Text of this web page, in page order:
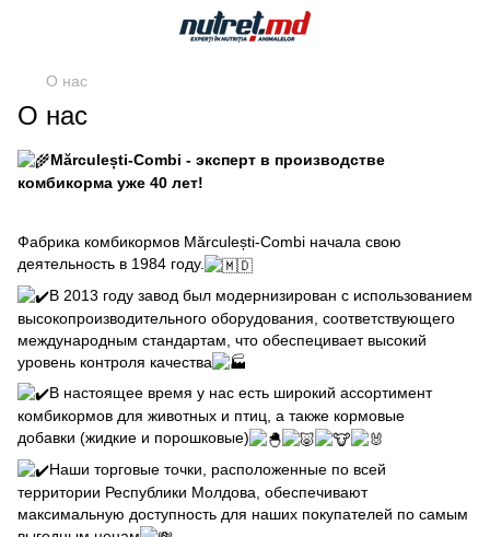
О нас
О нас
Mărculești-Combi - эксперт в производстве
комбикорма уже 40 лет!
Фабрика комбикормов Mărculești-Combi начала свою
деятельность в 1984 году.
В 2013 году завод был модернизирован с использованием
высокопроизводительного оборудования, соответствующего
международным стандартам, что обеспецивает высокий
уровень контроля качества
В настоящее время у нас есть широкий ассортимент
комбикормов для животных и птиц, а также кормовые
добавки (жидкие и порошковые)
Наши торговые точки, расположенные по всей
территории Республики Молдова, обеспечивают
максимальную доступность для наших покупателей по самым